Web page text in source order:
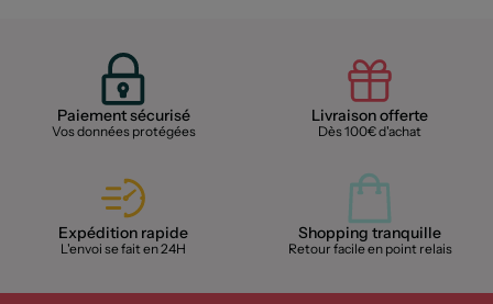
Paiement sécurisé
Vos données protégées
Livraison offerte
Dès 100€ d'achat
Expédition rapide
L'envoi se fait en 24H
Shopping tranquille
Retour facile en point relais